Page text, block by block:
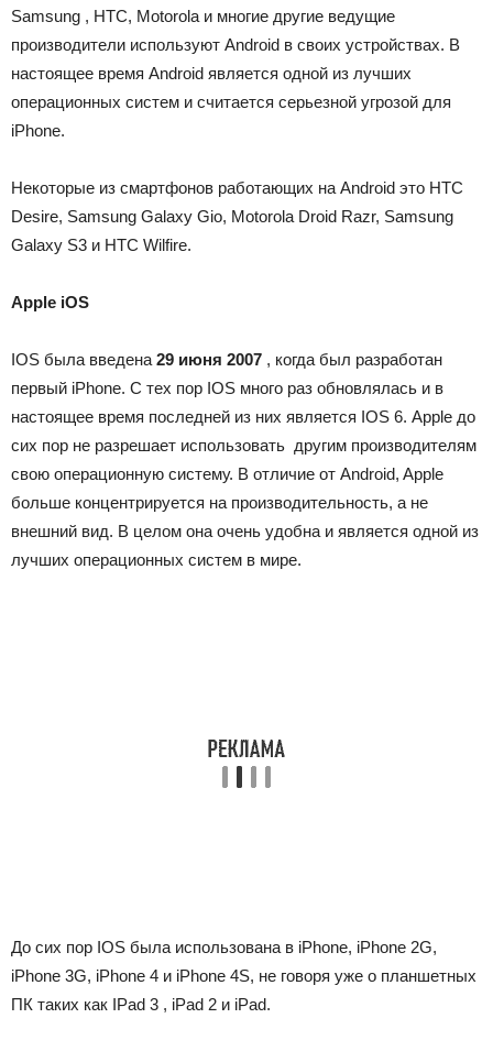
Samsung , HTC, Motorola и многие другие ведущие
производители используют Android в своих устройствах. В
настоящее время Android является одной из лучших
операционных систем и считается серьезной угрозой для
iPhone.
Некоторые из смартфонов работающих на Android это HTC
Desire, Samsung Galaxy Gio, Motorola Droid Razr, Samsung
Galaxy S3 и HTC Wilfire.
Apple iOS
IOS была введена 29 июня 2007 , когда был разработан
первый iPhone. С тех пор IOS много раз обновлялась и в
настоящее время последней из них является IOS 6. Apple до
сих пор не разрешает использовать другим производителям
свою операционную систему. В отличие от Android, Apple
больше концентрируется на производительность, а не
внешний вид. В целом она очень удобна и является одной из
лучших операционных систем в мире.
До сих пор IOS была использована в iPhone, iPhone 2G,
iPhone 3G, iPhone 4 и iPhone 4S, не говоря уже о планшетных
ПК таких как IPad 3 , iPad 2 и iPad.